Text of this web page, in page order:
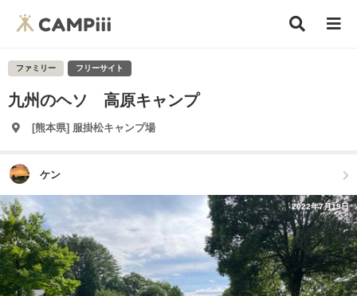
ファミリー フリーサイト
九州のヘソ 高原キャンプ
[熊本県] 服掛松キャンプ場
ケン
2022年7月19日